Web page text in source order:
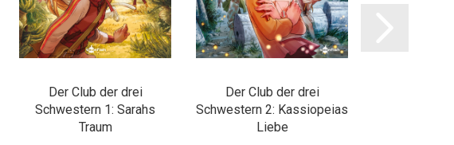
Der Club der drei
Schwestern 1: Sarahs
Traum
Der Club der drei
Schwestern 2: Kassiopeias
Liebe